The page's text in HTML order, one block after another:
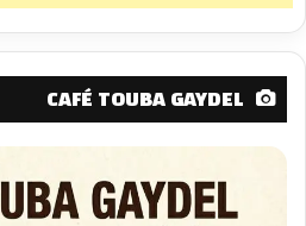
CAFÉ TOUBA GAYDEL